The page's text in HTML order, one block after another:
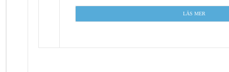
LÄS MER